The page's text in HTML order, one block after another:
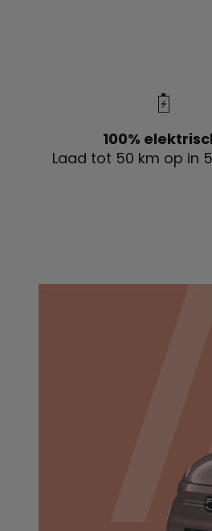
100%
Laad tot 50 km op in